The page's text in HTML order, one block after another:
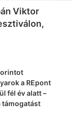
Viktor
a REpont
fél év alatt –
támogatást